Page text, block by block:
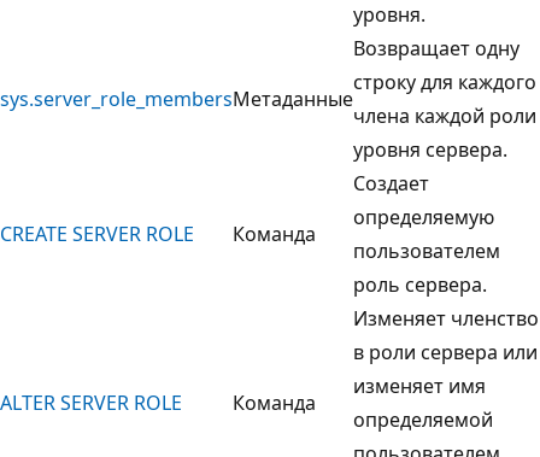
уровня.
sys.server_role_membersМетаданные
Возвращает одну
строку для каждого
члена каждой роли
уровня сервера.
CREATE SERVER ROLE Команда
Создает
определяемую
пользователем
роль сервера.
ALTER SERVER ROLE Команда
Изменяет членство
в роли сервера или
изменяет имя
определяемой